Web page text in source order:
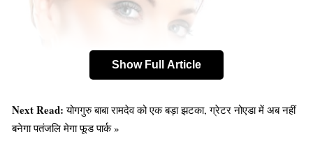
Show Full Article
Next Read:योगगुरु बाबा रामदेव को एक बड़ा झटका, ग्रेटर नोएडा में अब नहीं
बनेगा पतंजलि मेगा फूड पार्क »